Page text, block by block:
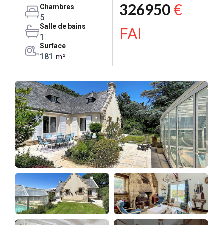
Chambres
5
Salle de bains
1
Surface
181 m²
326950€
FAI